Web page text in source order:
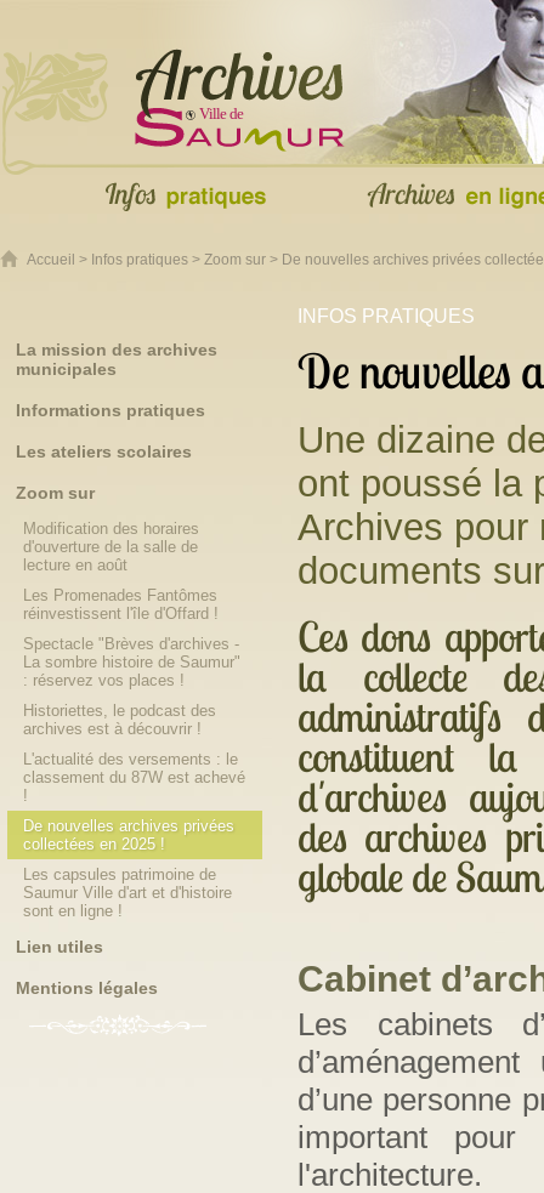
Accueil > Infos pratiques > Zoom sur > De nouvelles archives privées
INFOS PRATIQUES
La mission des archives
municipales
Informations pratiques
Les ateliers scolaires
Zoom sur
Modification des horaires
d'ouverture de la salle de
lecture en août
Les Promenades Fantômes
réinvestissent l'île d'Offard !
Spectacle "Brèves d'archives -
La sombre histoire de Saumur"
: réservez vos places !
Historiettes, le podcast des
archives est à découvrir !
L'actualité des versements : le
classement du 87W est achevé
!
De nouvelles archives privées
collectées en 2025 !
Les capsules patrimoine de
Saumur Ville d'art et d'histoire
sont en ligne !
Lien utiles
Mentions légales
De nouvelles
Une dizaine
ont poussé la
Archives pour
documents
Ces dons
la collecte
administratifs
constituent
d'archives
des archives
globale de
Cabinet
Les cabinets
d’une personne
important
l'architecture.